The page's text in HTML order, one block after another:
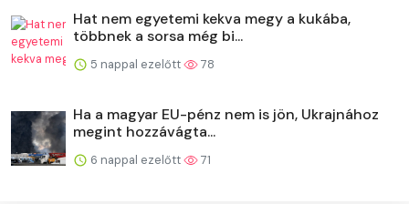
Hat nem egyetemi kekva megy a kukába,
többnek a sorsa még bi...
5 nappal ezelőtt 78
Ha a magyar EU-pénz nem is jön, Ukrajnához
megint hozzávágta...
6 nappal ezelőtt 71